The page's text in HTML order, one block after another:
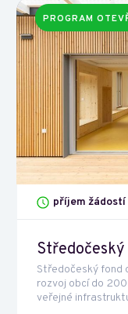
PROGRAM
příjem
Středočeský fond
rozvoj obcí do
veřejné